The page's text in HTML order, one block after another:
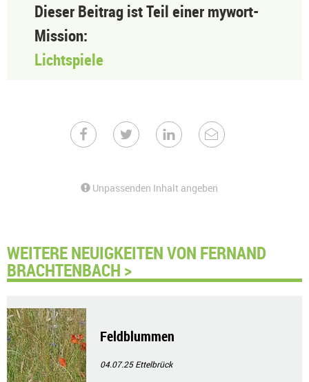
Dieser Beitrag ist Teil einer mywort-
Mission:
Lichtspiele
Unpassenden Inhalt angeben
WEITERE NEUIGKEITEN VON FERNAND
BRACHTENBACH >
Feldblummen
04.07.25Ettelbrück